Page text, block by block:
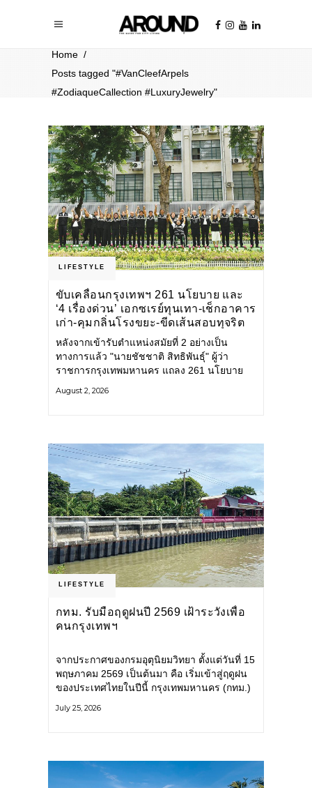
Home /
Posts tagged "#VanCleefArpels
#ZodiaqueCallection #LuxuryJewelry"
LIFESTYLE
ขับเคลื่อนกรุงเทพฯ 261 นโยบาย และ
‘4 เรื่องด่วน’ เอกซเรย์ทุนเทา-เช็กอาคาร
เก่า-คุมกลิ่นโรงขยะ-ขีดเส้นสอบทุจริต
หลังจากเข้ารับตำแหน่งสมัยที่ 2 อย่างเป็น
ทางการแล้ว "นายชัชชาติ สิทธิพันธุ์" ผู้ว่า
ราชการกรุงเทพมหานคร แถลง 261 นโยบาย
ยุทธศาสตร์ จัดทำตัวชี้วัด
August 2, 2026
LIFESTYLE
กทม. รับมือฤดูฝนปี 2569 เฝ้าระวังเพื่อ
คนกรุงเทพฯ
จากประกาศของกรมอุตุนิยมวิทยา ตั้งแต่วันที่ 15
พฤษภาคม 2569 เป็นต้นมา คือ เริ่มเข้าสู่ฤดูฝน
ของประเทศไทยในปีนี้ กรุงเทพมหานคร (กทม.)
โครงสร้างพื้นฐาน
July 25, 2026